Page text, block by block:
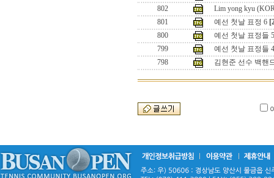
802
Lim yong kyu
801
예선 첫날 표정 6
800
예선 첫날 표정들 5
799
예선 첫날 표정들 4
798
김현준 선수 백핸